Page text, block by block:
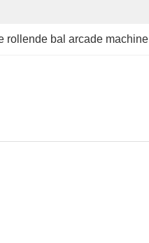
rollende bal arcade machine